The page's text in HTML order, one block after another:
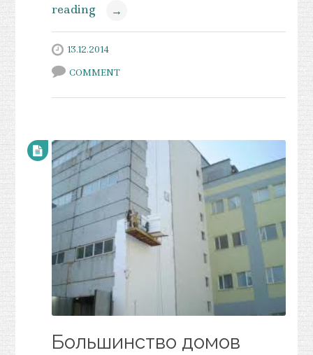
reading
→
13.12.2014
COMMENT
Большинство домов